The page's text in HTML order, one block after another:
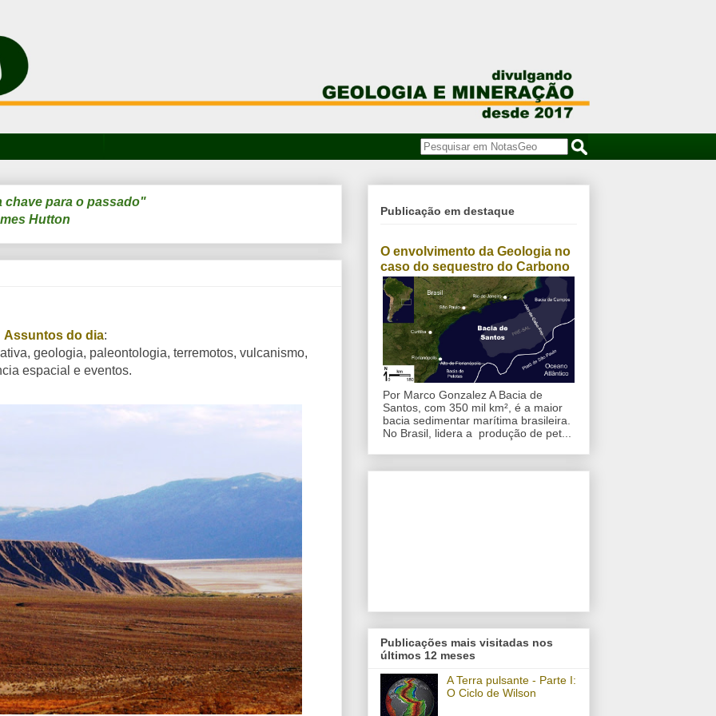
chave para o passado"
Hutton
Assuntos do dia:
geologia, paleontologia, terremotos, vulcanismo,
espacial e eventos.
Publicação em destaque
O envolvimento da Geologia no
caso do sequestro do Carbono
Por Marco Gonzalez A Bacia de
Santos, com 350 mil km², é a maior
bacia sedimentar marítima brasileira.
No Brasil, lidera a produção de pet...
Publicações mais visitadas nos
últimos 12 meses
A Terra pulsante - Parte I:
O Ciclo de Wilson